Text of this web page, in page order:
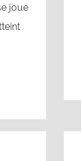
joue